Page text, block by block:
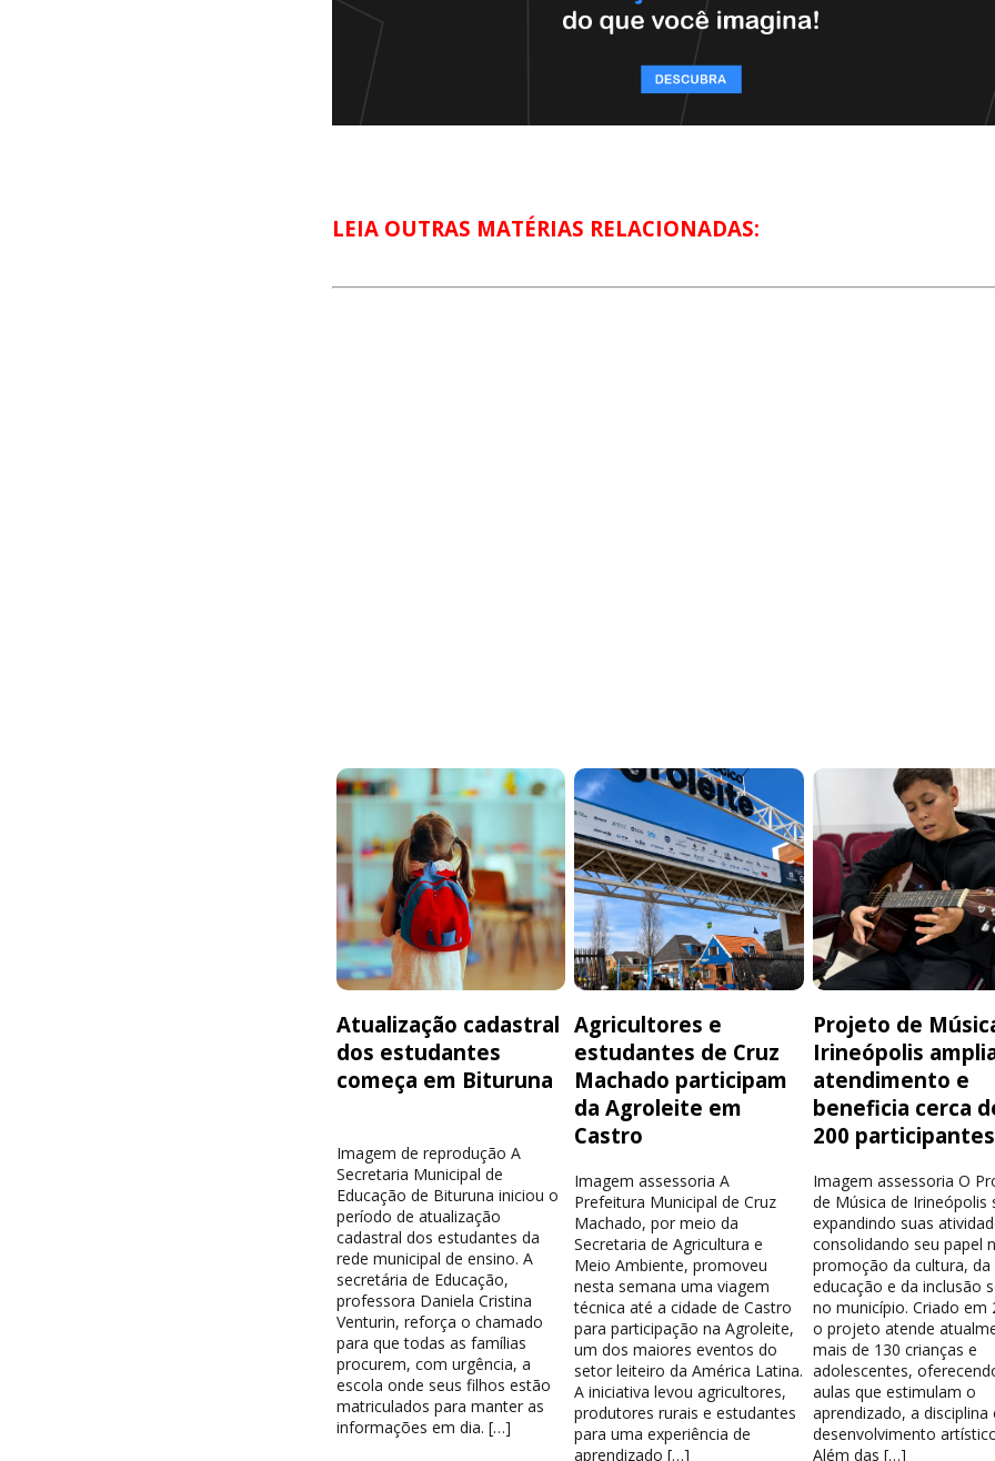
LEIA OUTRAS MATÉRIAS RELACIONADAS:
Atualização cadastral
dos estudantes
começa em Bituruna
Imagem de reprodução A
Secretaria Municipal de
Educação de Bituruna iniciou o
período de atualização
cadastral dos estudantes da
rede municipal de ensino. A
secretária de Educação,
professora Daniela Cristina
Venturin, reforça o chamado
para que todas as famílias
procurem, com urgência, a
escola onde seus filhos estão
matriculados para manter as
informações em dia. […]
Agricultores e
estudantes de Cruz
Machado participam
da Agroleite em
Castro
Imagem assessoria A
Prefeitura Municipal de Cruz
Machado, por meio da
Secretaria de Agricultura e
Meio Ambiente, promoveu
nesta semana uma viagem
técnica até a cidade de Castro
para participação na Agroleite,
um dos maiores eventos do
setor leiteiro da América Latina.
A iniciativa levou agricultores,
produtores rurais e estudantes
para uma experiência de
aprendizado […]
Projeto de
Irineópolis
atendimento e
beneficia cerca
200 participantes
Imagem assessoria O
de Música de Irineópolis
expandindo suas
consolidando seu papel
promoção da cultura, da
educação e da inclusão
no município. Criado em
o projeto atende
mais de 130 crianças e
adolescentes,
aulas que estimulam o
aprendizado, a disciplina
desenvolvimento
Além das […]